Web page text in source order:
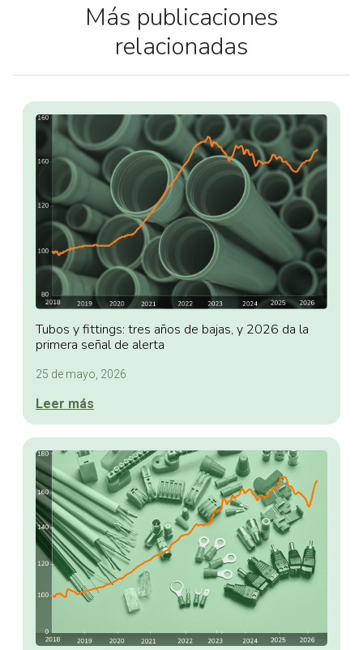
Más publicaciones
relacionadas
Tubos y fittings: tres años de bajas, y 2026 da la
primera señal de alerta
25 de mayo, 2026
Leer más